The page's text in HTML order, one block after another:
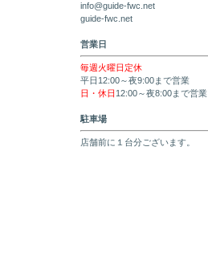
info@guide-fwc.net
guide-fwc.net
営業日
毎週火曜日定休
平日12:00～夜9:00まで営業
日・休日 12:00～夜8:00まで営業
駐車場
店舗前に１台分ございます。